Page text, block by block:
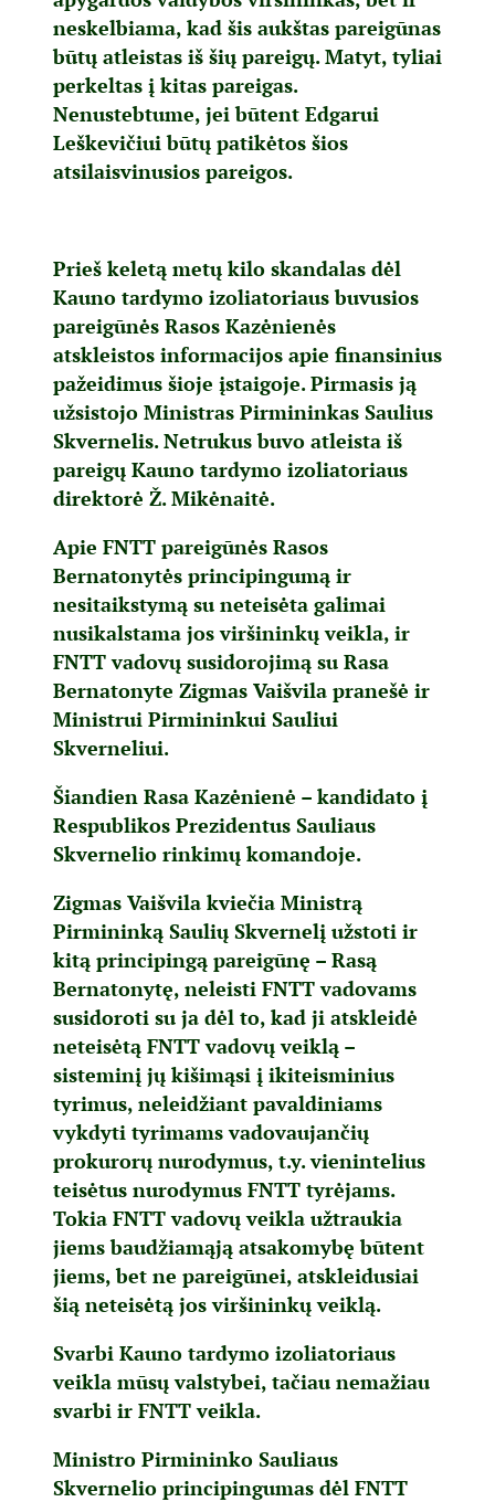
neskelbiama, kad šis aukštas pareigūnas
būtų atleistas iš šių pareigų. Matyt, tyliai
perkeltas į kitas pareigas.
Nenustebtume, jei būtent Edgarui
Leškevičiui būtų patikėtos šios
atsilaisvinusios pareigos.
Prieš keletą metų kilo skandalas dėl
Kauno tardymo izoliatoriaus buvusios
pareigūnės Rasos Kazėnienės
atskleistos informacijos apie finansinius
pažeidimus šioje įstaigoje. Pirmasis ją
užsistojo Ministras Pirmininkas Saulius
Skvernelis. Netrukus buvo atleista iš
pareigų Kauno tardymo izoliatoriaus
direktorė Ž. Mikėnaitė.
Apie FNTT pareigūnės Rasos
Bernatonytės principingumą ir
nesitaikstymą su neteisėta galimai
nusikalstama jos viršininkų veikla, ir
FNTT vadovų susidorojimą su Rasa
Bernatonyte Zigmas Vaišvila pranešė ir
Ministrui Pirmininkui Sauliui
Skverneliui.
Šiandien Rasa Kazėnienė – kandidato į
Respublikos Prezidentus Sauliaus
Skvernelio rinkimų komandoje.
Zigmas Vaišvila kviečia Ministrą
Pirmininką Saulių Skvernelį užstoti ir
kitą principingą pareigūnę – Rasą
Bernatonytę, neleisti FNTT vadovams
susidoroti su ja dėl to, kad ji atskleidė
neteisėtą FNTT vadovų veiklą –
sisteminį jų kišimąsi į ikiteisminius
tyrimus, neleidžiant pavaldiniams
vykdyti tyrimams vadovaujančių
prokurorų nurodymus, t.y. vienintelius
teisėtus nurodymus FNTT tyrėjams.
Tokia FNTT vadovų veikla užtraukia
jiems baudžiamąją atsakomybę būtent
jiems, bet ne pareigūnei, atskleidusiai
šią neteisėtą jos viršininkų veiklą.
Svarbi Kauno tardymo izoliatoriaus
veikla mūsų valstybei, tačiau nemažiau
svarbi ir FNTT veikla.
Ministro Pirmininko Sauliaus
Skvernelio principingumas dėl FNTT